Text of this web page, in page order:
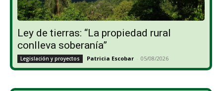
Ley de tierras: “La propiedad rural
conlleva soberanía”
Legislación y proyectos Patricia Escobar - 05/08/2026